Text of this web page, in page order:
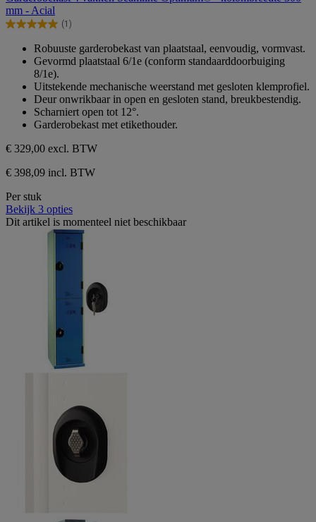
de
5
sterren.
beoordeling
mm - Acial
(1)
5.0
sterren.
beoordeling
Robuuste garderobekast van plaatstaal, eenvoudig, vormvast.
Gevormd plaatstaal 6/1e (conform standaarddoorbuiging
8/1e).
Uitstekende mechanische weerstand met gesloten klemprofiel.
Deur onwrikbaar in open en gesloten stand, breukbestendig.
Scharniert open tot 12°.
Garderobekast met etikethouder.
€ 329,00 excl. BTW
€ 398,09 incl. BTW
Per stuk
Bekijk 3 opties
Dit artikel is momenteel niet beschikbaar